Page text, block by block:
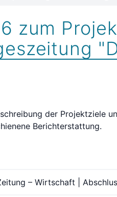
zum
der Projektziele
Berichterstattung.
– Wirtschaft |